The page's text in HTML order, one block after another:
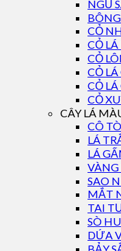
NGŨ
CỎ
CỎ LÁ
CỎ
CỎ
CỎ
CỎ
CÂY LÁ
CÔ
LÁ
LÁ
VÀNG
SAO
MẮT
TAI
SÒ
DỨA